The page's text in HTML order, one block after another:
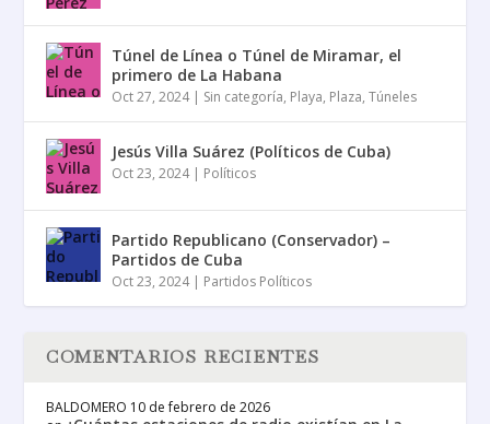
Túnel de Línea o Túnel de Miramar, el
primero de La Habana
Oct 27, 2024| Sin categoría, Playa, Plaza,Túneles
Jesús Villa Suárez (Políticos de Cuba)
Oct 23, 2024| Políticos
Partido Republicano (Conservador) –
Partidos de Cuba
Oct 23, 2024| Partidos Políticos
COMENTARIOS RECIENTES
BALDOMERO 10 de febrero de 2026